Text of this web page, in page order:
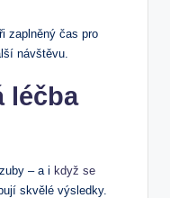
zaplněný čas pro
návštěvu.
léčba
– a i když se
skvělé výsledky.